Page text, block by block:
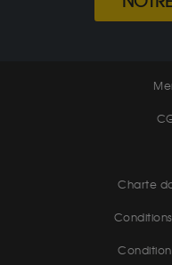
Charte